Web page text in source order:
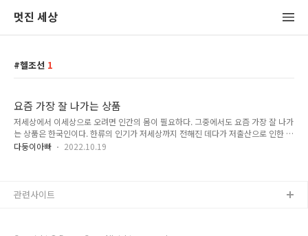
멋진 세상
헬조선 1
요즘 가장 잘 나가는 상품
저세상에서 이세상으로 오려면 인간의 몸이 필요하다. 그중에서도 요즘 가장 잘 나가
는 상품은 한국인이다. 한류의 인기가 저세상까지 전해진 데다가 저출산으로 인한 품
귀현상으로 인해서 인기가 하늘을 찌른다. 지옥에서는 지옥보다 더 좋은 데로는 갈
다. 그래서 천국에 있는 영혼들도 한국행을 택한다. 한국의 문화 속에 깃들어 있는 아
다둥이아빠 2022.10.19
관련사이트